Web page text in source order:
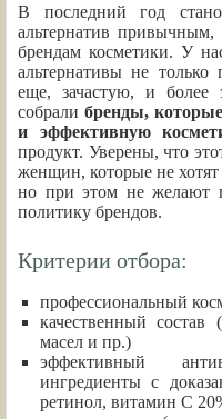
В последний год
альтернатив
брендам косметики. У
альтернативы не
еще, зачастую, и
собрали бренды,
и эффективную
продукт. Уверены, что
женщин, которые не хотят
но при этом не желают
политику брендов.
Критерии отбора:
профессиональный
качественный
масел и пр.)
эффективный
ингредиенты с
ретинол, витамин С